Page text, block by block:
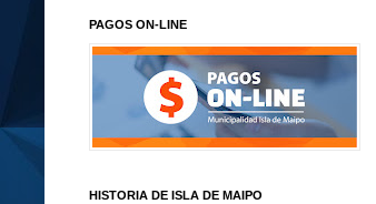
PAGOS ON-LINE
HISTORIA DE ISLA DE MAIPO